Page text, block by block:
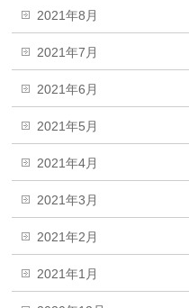
2021年8月
2021年7月
2021年6月
2021年5月
2021年4月
2021年3月
2021年2月
2021年1月